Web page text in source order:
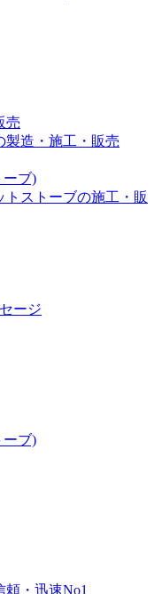
売
製造・施工・販売
ーブ)
トストーブの施工・販
ージ
ーブ)
・迅速No1